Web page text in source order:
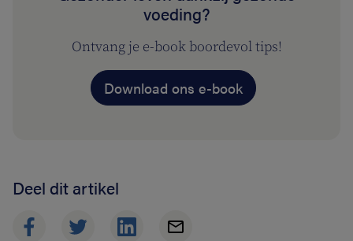
voeding?
Ontvang je e-book boordevol tips!
Download ons e-book
Deel dit artikel